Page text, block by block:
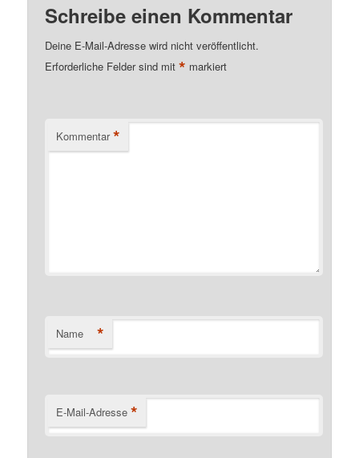
Schreibe einen Kommentar
Deine E-Mail-Adresse wird nicht veröffentlicht.
Erforderliche Felder sind mit* markiert
Kommentar *
Name *
E-Mail-Adresse *